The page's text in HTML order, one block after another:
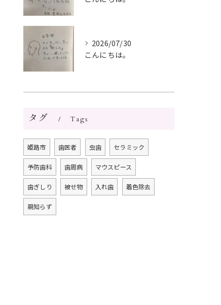
2026/07/30
こんにちは。
タグ Tags
姫路市 歯医者 虫歯 セラミック
予防歯科 歯周病 マウスピース
歯ぎしり 被せ物 入れ歯 着色除去
親知らず